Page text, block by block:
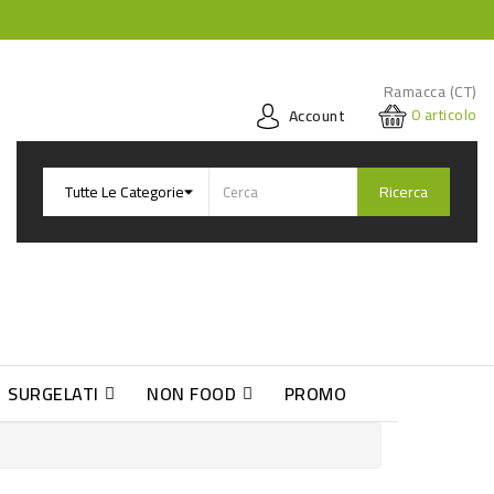
Ramacca (CT)
Account
0articolo
Ricerca
SURGELATI NON FOOD PROMO